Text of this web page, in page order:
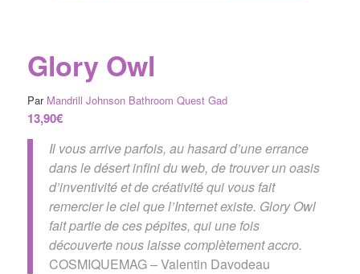
Glory Owl
Par Mandrill Johnson Bathroom Quest Gad
13,90€
Il vous arrive parfois, au hasard d’une errance
dans le désert infini du web, de trouver un oasis
d’inventivité et de créativité qui vous fait
remercier le ciel que l’Internet existe. Glory Owl
fait partie de ces pépites, qui une fois
découverte nous laisse complètement accro.
COSMIQUEMAG – Valentin Davodeau